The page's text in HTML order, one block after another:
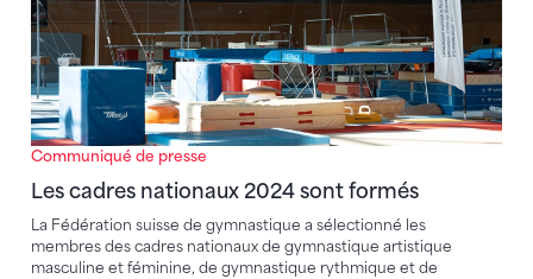
Communiqué de presse
Les cadres nationaux 2024 sont formés
La Fédération suisse de gymnastique a sélectionné les
membres des cadres nationaux de gymnastique artistique
masculine et féminine, de gymnastique rythmique et de